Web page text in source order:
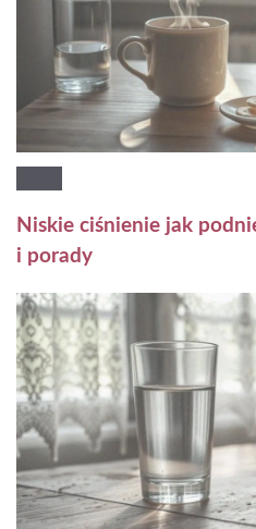
Niskie ciśnienie jak
i porady